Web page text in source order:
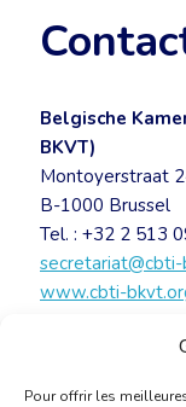
Pour offrir les
Belgische
BKVT)
Montoyerstraat
B-1000 Brussel
Tel. : +32 2 513
www.cbti-